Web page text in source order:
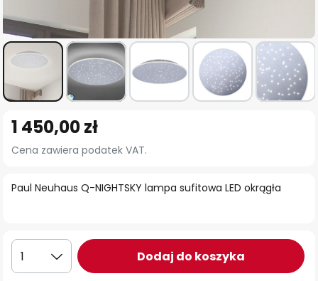
na
początek
Paul Neuhaus Q-NIGHTSKY lampa sufitowa LED okrągła
1 450,00 zł
Cena zawiera podatek VAT.
1 Dodaj do koszyka